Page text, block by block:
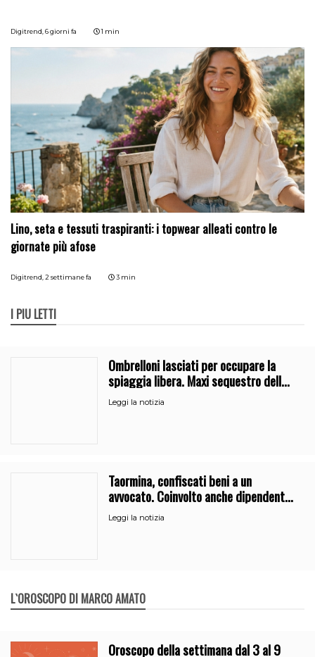
Digitrend, 6 giorni fa 1 min
Lino, seta e tessuti traspiranti: i topwear alleati contro le
giornate più afose
Digitrend, 2 settimane fa 3 min
I PIÙ LETTI
Ombrelloni lasciati per occupare la
spiaggia libera. Maxi sequestro della
Guardia Costiera
Leggi la notizia
Taormina, confiscati beni a un
avvocato. Coinvolto anche dipendente
del Comune
Leggi la notizia
L`OROSCOPO DI MARCO AMATO
Oroscopo della settimana dal 3 al 9